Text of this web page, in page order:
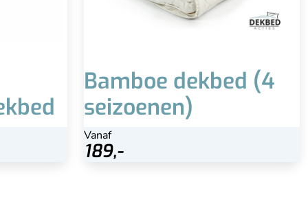
Bamboe dekbed (4
seizoenen)
Vanaf
189,-